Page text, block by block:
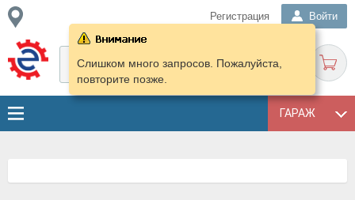
Регистрация Войти
ГАРАЖ
Слишком много запросов. Пожалуйста,
повторите позже.